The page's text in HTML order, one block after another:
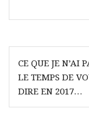
de
l’article
CE QUE JE N’AI
LE TEMPS DE
DIRE EN 2017…